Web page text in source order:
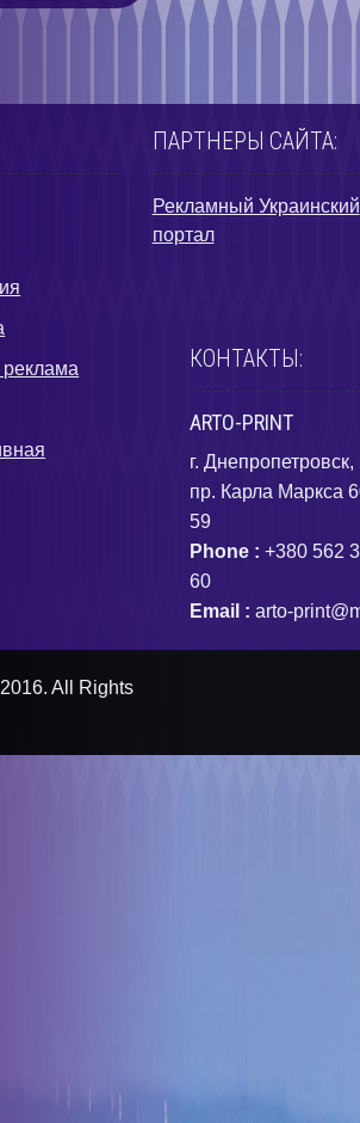
ПАРТНЕРЫ САЙТА:
Рекламный Украинский
портал
КОНТАКТЫ:
ARTO-PRINT
г. Днепропетровск,
пр. Карла Маркса
59
Phone : +380 562
60
Email : arto-
All Rights